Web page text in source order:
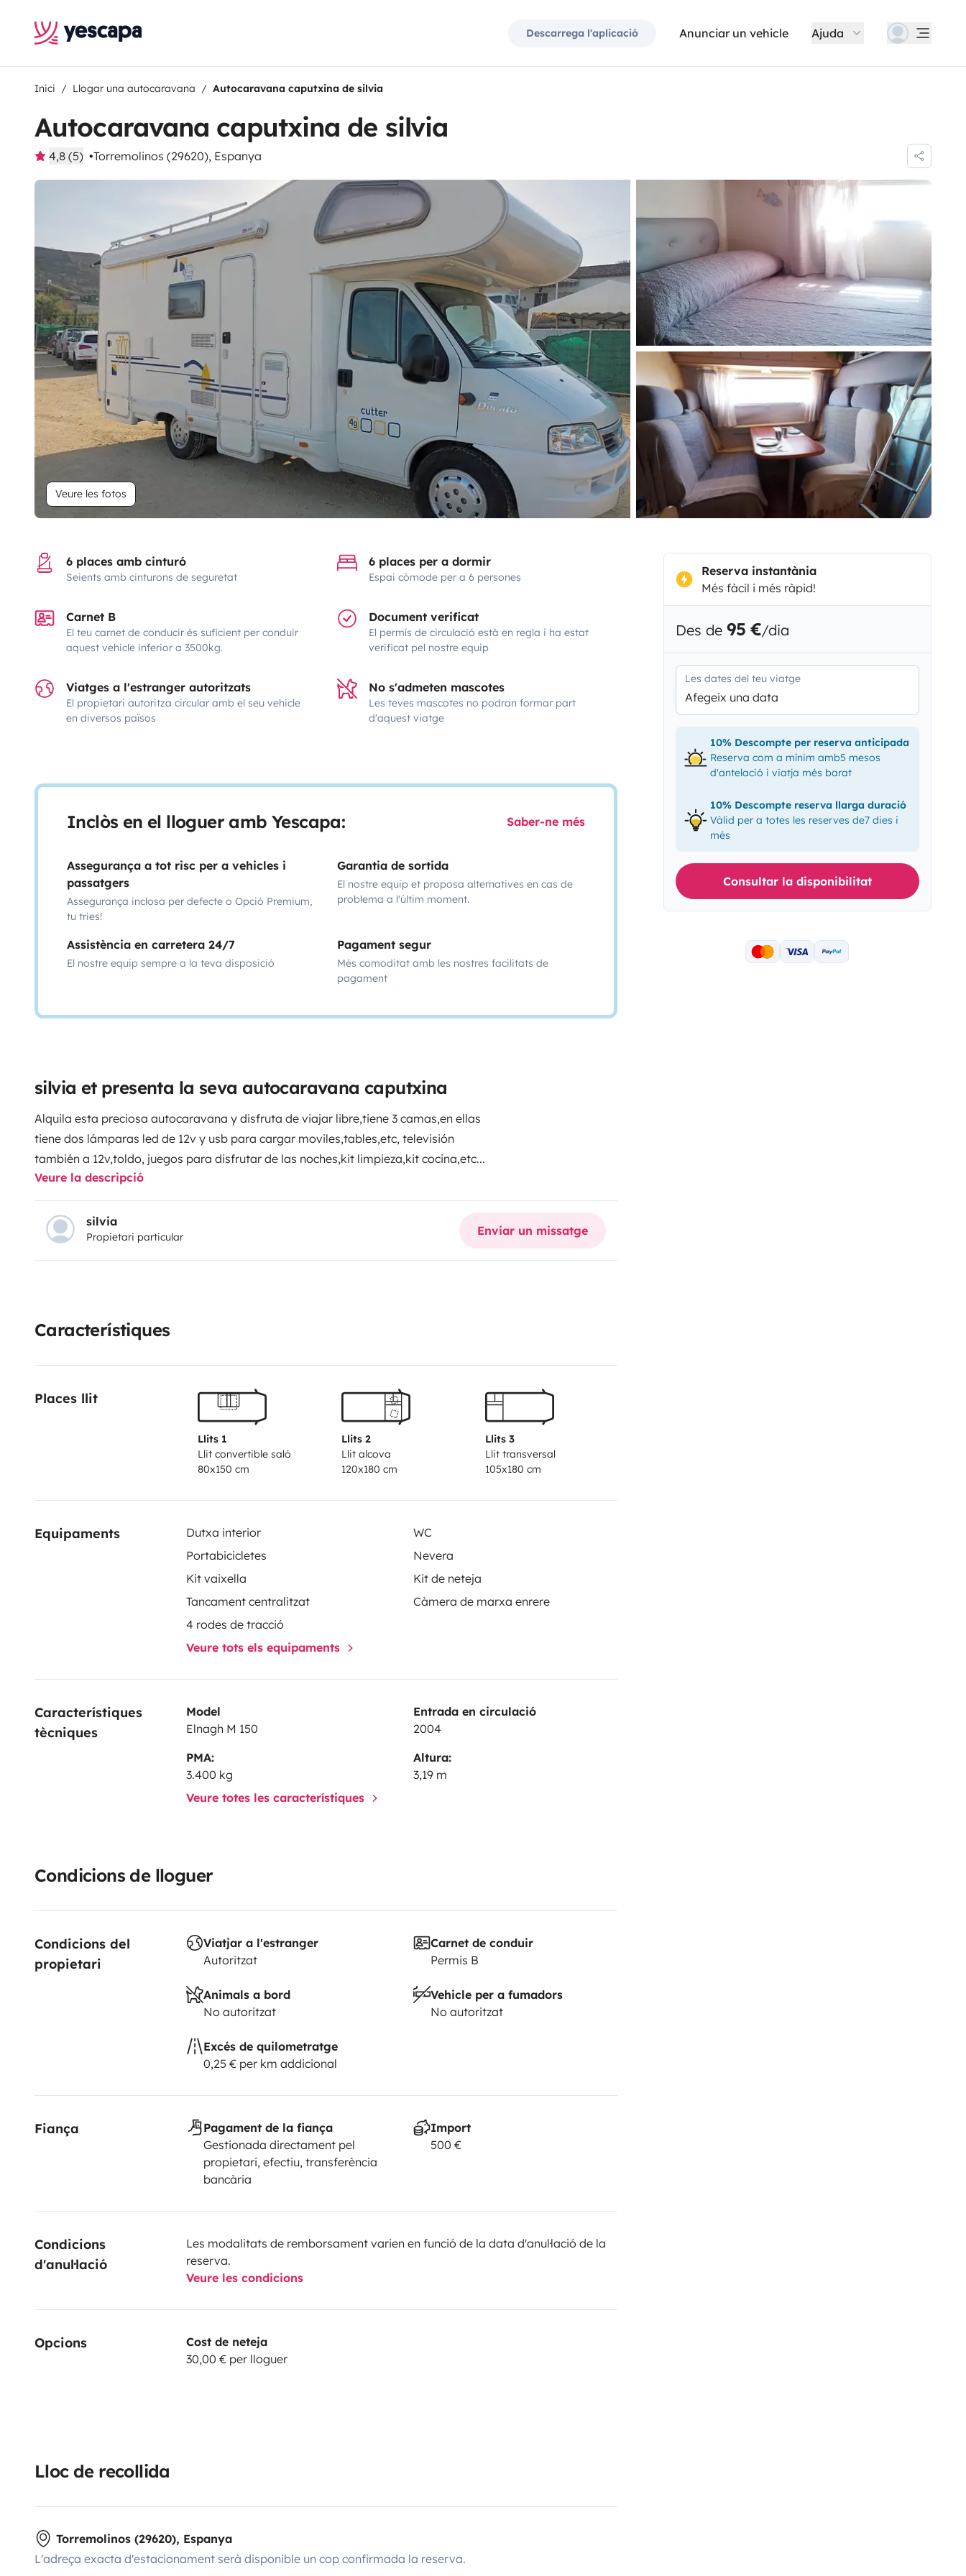
Descarrega l'aplicació Anunciar un vehicle Ajuda
Inici Llogar una autocaravana Autocaravana caputxina de silvia
Autocaravana caputxina de silvia
4,8 (5) Torremolinos (29620), Espanya
Veure les fotos
6 places amb cinturó
Seients amb cinturons de seguretat
6 places per a dormir
Espai còmode per a 6 persones
Carnet B
El teu carnet de conducir és suficient per conduir
aquest vehicle inferior a 3500kg.
Document verificat
El permís de circulació està en regla i ha estat
verificat pel nostre equip
Viatges a l'estranger autoritzats
El propietari autoritza circular amb el seu vehicle
en diversos països
No s'admeten mascotes
Les teves mascotes no podran formar part
d'aquest viatge
Inclòs en el lloguer amb Yescapa: Saber-ne més
Assegurança a tot risc per a vehicles i
passatgers
Assegurança inclosa per defecte o Opció Premium,
tu tries!
Garantia de sortida
El nostre equip et proposa alternatives en cas de
problema a l'últim moment.
Assistència en carretera 24/7
El nostre equip sempre a la teva disposició
Pagament segur
Més comoditat amb les nostres facilitats de
pagament
silvia et presenta la seva autocaravana caputxina
Alquila esta preciosa autocaravana y disfruta de viajar libre,tiene 3 camas,en ellas
tiene dos lámparas led de 12v y usb para cargar moviles,tables,etc, televisión
también a 12v,toldo, juegos para disfrutar de las noches,kit limpieza,kit cocina,etc...
Veure la descripció
silvia
Propietari particular Enviar un missatge
Característiques
Places llit
Llits 1
Llit convertible saló
80x150 cm
Llits 2
Llit alcova
120x180 cm
Llits 3
Llit transversal
105x180 cm
Equipaments Dutxa interior
WC
Portabicicletes
Nevera
Kit vaixella
Kit de neteja
Tancament centralitzat
Càmera de marxa enrere
4 rodes de tracció
Veure tots els equipaments
Característiques
tècniques
Model
Elnagh M 150
Entrada en circulació
2004
PMA:
3.400 kg
Altura:
3,19 m
Veure totes les característiques
Condicions de lloguer
Condicions del
propietari
Viatjar a l'estranger
Autoritzat
Carnet de conduir
Permis B
Animals a bord
No autoritzat
Vehicle per a fumadors
No autoritzat
Excés de quilometratge
0,25 € per km addicional
Fiança
Pagament de la fiança
Gestionada directament pel
propietari, efectiu, transferència
bancària
Import
500 €
Condicions
d'anul·lació
Les modalitats de remborsament varien en funció de la data d'anul·lació de la
reserva.
Veure les condicions
Opcions
Cost de neteja
30,00 € per lloguer
Lloc de recollida
Torremolinos (29620), Espanya
L'adreça exacta d'estacionament serà disponible un cop confirmada la reserva.
Reserva instantània
Més fàcil i més ràpid!
Des de 95 €/dia
Les dates del teu viatge
Afegeix una data
10% Descompte per reserva anticipada
Reserva com a mínim amb5 mesos
d'antelació i viatja més barat
10% Descompte reserva llarga duració
Vàlid per a totes les reserves de7 dies i
més
Consultar la disponibilitat